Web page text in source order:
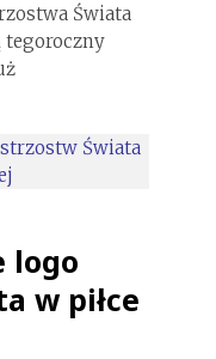
Świata
tegoroczny
logo
w piłce